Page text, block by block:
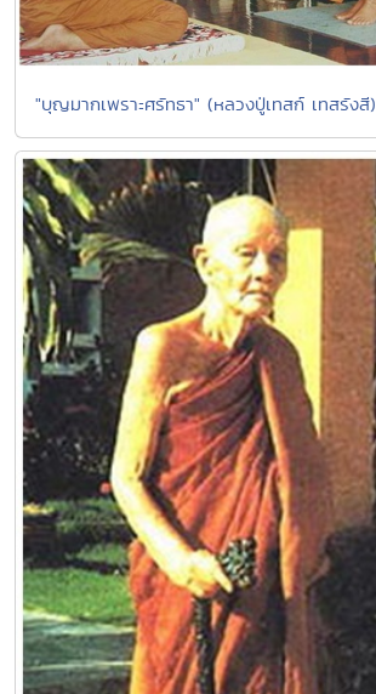
"บุญมากเพราะศรัทธา" (หลวงปู่เทสก์ เทสรังสี)